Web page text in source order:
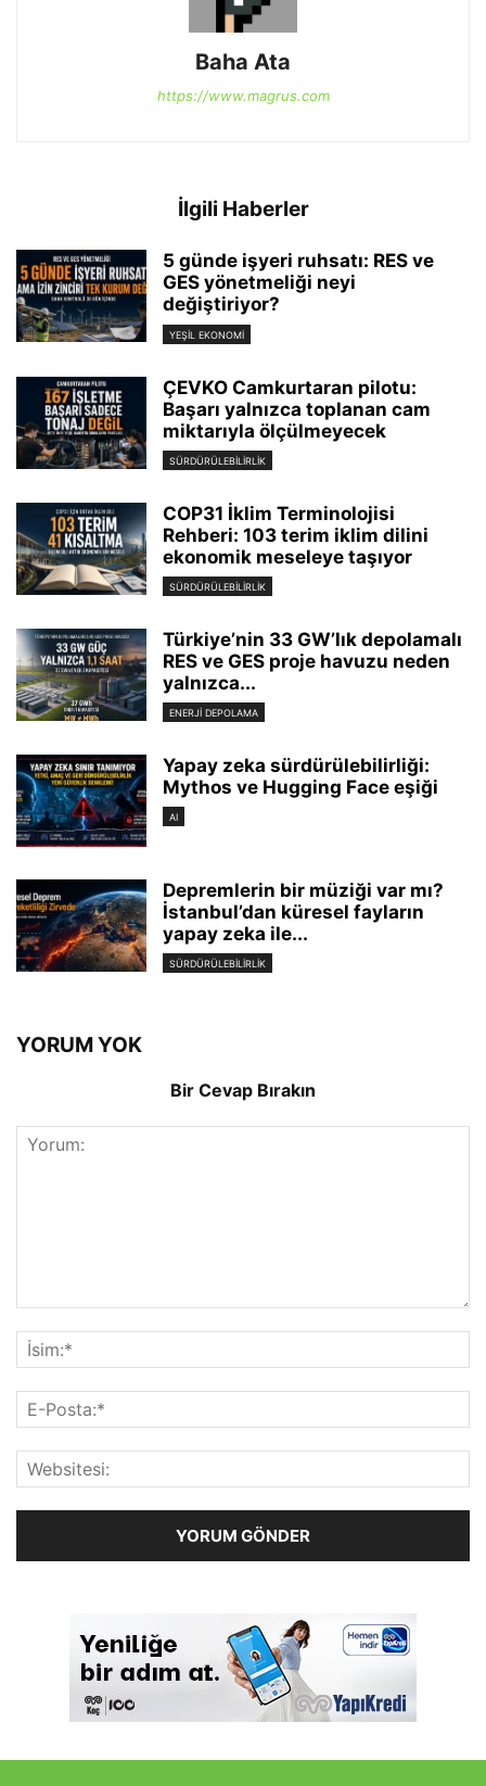
Baha Ata
https://www.magrus.com
İlgili Haberler
5 günde işyeri ruhsatı: RES ve
GES yönetmeliği neyi
değiştiriyor?
YEŞIL EKONOMI
ÇEVKO Camkurtaran pilotu:
Başarı yalnızca toplanan cam
miktarıyla ölçülmeyecek
SÜRDÜRÜLEBILIRLIK
COP31 İklim Terminolojisi
Rehberi: 103 terim iklim dilini
ekonomik meseleye taşıyor
SÜRDÜRÜLEBILIRLIK
Türkiye’nin 33 GW’lık depolamalı
RES ve GES proje havuzu neden
yalnızca...
ENERJI DEPOLAMA
Yapay zeka sürdürülebilirliği:
Mythos ve Hugging Face eşiği
AI
Depremlerin bir müziği var mı?
İstanbul’dan küresel fayların
yapay zeka ile...
SÜRDÜRÜLEBILIRLIK
YORUM YOK
Bir Cevap Bırakın